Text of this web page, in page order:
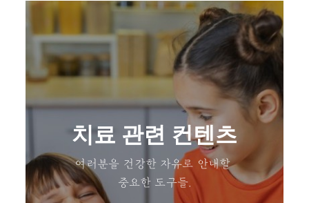
치료 관련 컨텐츠
여러분을 건강한 자유로 안내할
중요한 도구들.